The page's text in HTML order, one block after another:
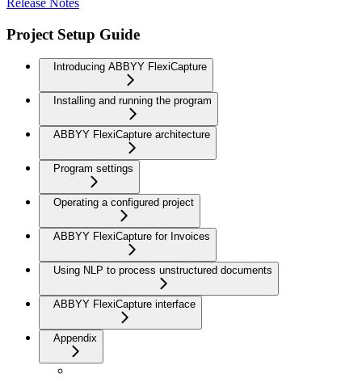
Project Setup Guide
Introducing ABBYY FlexiCapture
Installing and running the program
ABBYY FlexiCapture architecture
Program settings
Operating a configured project
ABBYY FlexiCapture for Invoices
Using NLP to process unstructured documents
ABBYY FlexiCapture interface
Appendix